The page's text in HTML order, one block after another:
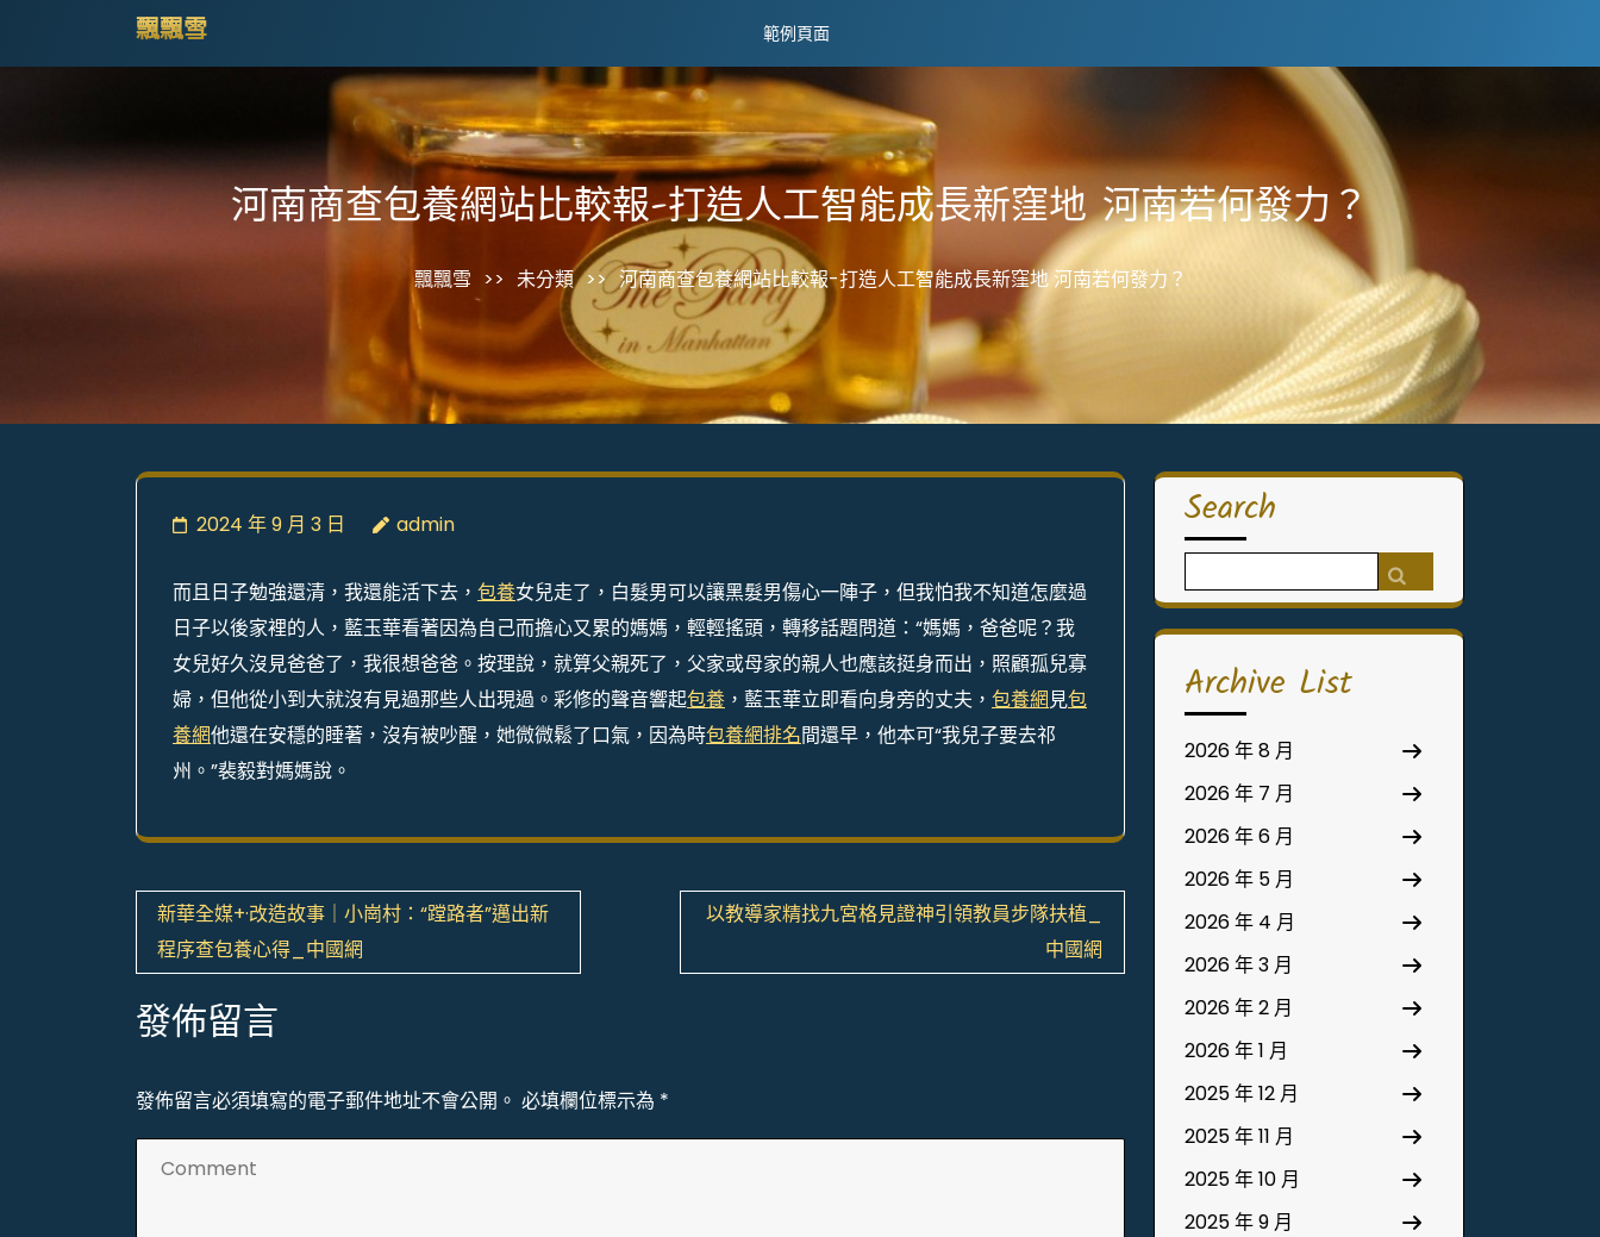
Enter)
飄飄雪 範例頁面
河南商查包養網站比較報-打造人工智能成長新窪地 河南若何發力？
飄飄雪 >> 未分類 >> 河南商查包養網站比較報-打造人工智能成長新窪地 河南若何發力？
2024 年 9 月 3 日 admin
而且日子勉強還清，我還能活下去， 包養女兒走了，白髮男可以讓黑髮男傷心一陣子，但我怕我不知道怎麼過
日子以後家裡的人，藍玉華看著因為自己而擔心又累的媽媽，輕輕搖頭，轉移話題問道：“媽媽，爸爸呢？我
女兒好久沒見爸爸了，我很想爸爸。按理說，就算父親死了，父家或母家的親人也應該挺身而出，照顧孤兒寡
婦，但他從小到大就沒有見過那些人出現過。彩修的聲音響起包養 ，藍玉華立即看向身旁的丈夫， 包養網見包
養網他還在安穩的睡著，沒有被吵醒，她微微鬆了口氣，因為時包養網排名間還早，他本可“我兒子要去祁
州。”裴毅對媽媽說。
文
章
導
覽
新華全媒+·改造故事｜小崗村：“蹚路者”邁出新
程序查包養心得_中國網
以教導家精找九宮格見證神引領教員步隊扶植_
中國網
發佈留言
發佈留言必須填寫的電子郵件地址不會公開。 必填欄位標示為 *
Search
for:
Archive List
2026 年 8 月
2026 年 7 月
2026 年 6 月
2026 年 5 月
2026 年 4 月
2026 年 3 月
2026 年 2 月
2026 年 1 月
2025 年 12 月
2025 年 11 月
2025 年 10 月
2025 年 9 月